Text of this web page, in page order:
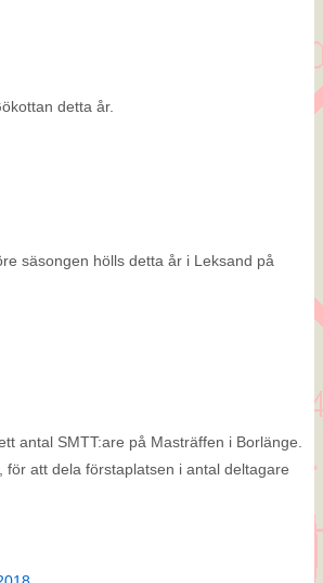
detta år.
säsongen hölls detta år i Leksand på
antal SMTT:are på Masträffen i Borlänge.
för att dela förstaplatsen i antal deltagare